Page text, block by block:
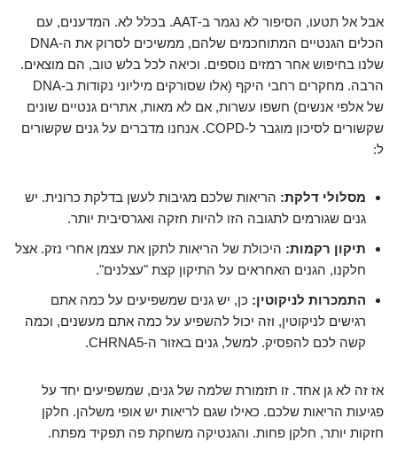
אבל אל תטעו, הסיפור לא נגמר ב-AAT. בכלל לא. המדענים, עם
הכלים הגנטיים המתוחכמים שלהם, ממשיכים לסרוק את ה-DNA
שלנו בחיפוש אחר רמזים נוספים. וכיאה לכל בלש טוב, הם מוצאים.
הרבה. מחקרים רחבי היקף (אלו שסורקים מיליוני נקודות ב-DNA
של אלפי אנשים) חשפו עשרות, אם לא מאות, אתרים גנטיים שונים
שקשורים לסיכון מוגבר ל-COPD. אנחנו מדברים על גנים שקשורים
ל:
מסלולי דלקת: הריאות שלכם מגיבות לעשן בדלקת כרונית. יש
גנים שגורמים לתגובה הזו להיות חזקה ואגרסיבית יותר.
תיקון רקמות: היכולת של הריאות לתקן את עצמן אחרי נזק. אצל
חלקנו, הגנים האחראים על התיקון קצת "עצלנים".
התמכרות לניקוטין: כן, יש גנים שמשפיעים על כמה אתם
רגישים לניקוטין, וזה יכול להשפיע על כמה אתם מעשנים, וכמה
קשה לכם להפסיק. למשל, גנים באזור ה-CHRNA5.
אז זה לא גן אחד. זו תזמורת שלמה של גנים, שמשפיעים יחד על
פגיעות הריאות שלכם. כאילו שגם לריאות יש אופי משלהן. חלקן
חזקות יותר, חלקן פחות. והגנטיקה משחקת פה תפקיד מפתח.